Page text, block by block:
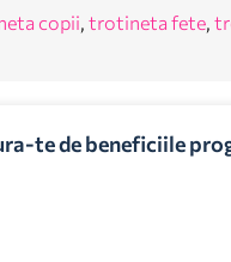
copii trotineta fete
te de beneficiile